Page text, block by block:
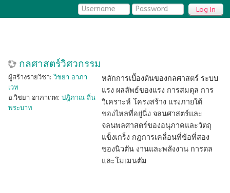
Log In
กลศาสตร์วิศวกรรม
หลักการเบื้องต้นของกลศาสตร์ ระบบ
แรง ผลลัพธ์ของแรง การสมดุล การ
วิเคราะห์ โครงสร้าง แรงภายใต้
ของไหลที่อยู่นิ่ง จลนศาสตร์และ
จลนพลศาสตร์ของอนุภาคและวัตถุ
แข็งเกร็ง กฎการเคลื่อนที่ข้อที่สอง
ของนิวตัน งานและพลังงาน การดล
และโมเมนตัม
ผู้สร้างรายวิชา:วิชยา อาภา
เวท
อ.วิชยา อาภาเวท:ปฎิภาณ ถิ่น
พระบาท